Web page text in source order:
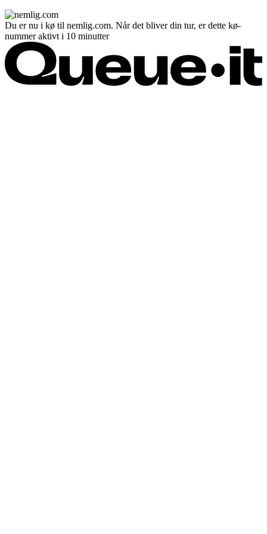
Du er nu i kø til nemlig.com. Når det bliver din tur, er dette kø-
nummer aktivt i 10 minutter